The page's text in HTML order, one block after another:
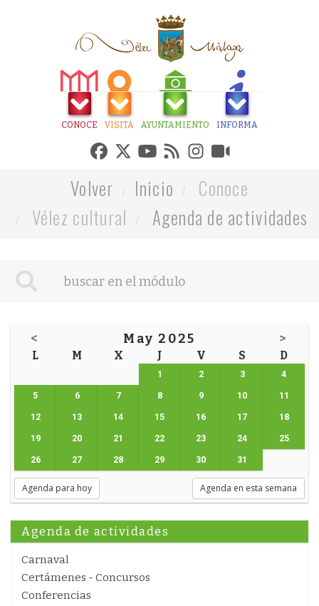
CONOCE VISITA AYUNTAMIENTO INFORMA
Volver Inicio
Conoce
Vélez cultural
Agenda de actividades
< May 2025 >
L M X J V S D
1 2 3 4
5 6 7 8 9 10 11
12 13 14 15 16 17 18
19 20 21 22 23 24 25
26 27 28 29 30 31
Agenda para hoy Agenda en esta semana
Agenda de actividades
Carnaval
Certámenes - Concursos
Conferencias